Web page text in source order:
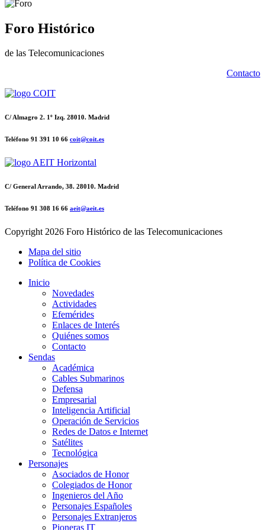
Foro Histórico
de las Telecomunicaciones
Contacto
C/ Almagro 2. 1º Izq. 28010. Madrid
Teléfono 91 391 10 66 coit@coit.es
C/ General Arrando, 38. 28010. Madrid
Teléfono 91 308 16 66 aeit@aeit.es
Copyright 2026 Foro Histórico de las Telecomunicaciones
Mapa del sitio
Política de Cookies
Inicio
Novedades
Actividades
Efemérides
Enlaces de Interés
Quiénes somos
Contacto
Sendas
Académica
Cables Submarinos
Defensa
Empresarial
Inteligencia Artificial
Operación de Servicios
Redes de Datos e Internet
Satélites
Tecnológica
Personajes
Asociados de Honor
Colegiados de Honor
Ingenieros del Año
Personajes Españoles
Personajes Extranjeros
Pioneras IT